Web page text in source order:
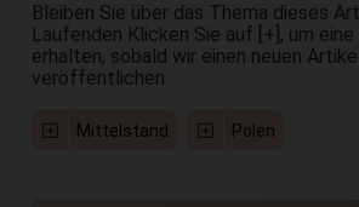
Bleiben Sie über das Thema dieses
Laufenden Klicken Sie auf [+], um eine
erhalten, sobald wir einen neuen
veröffentlichen
Mittelstand Polen